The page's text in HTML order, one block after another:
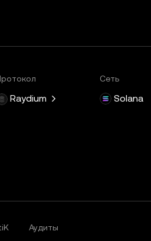
Raydium
Сеть
Solana
Аудиты